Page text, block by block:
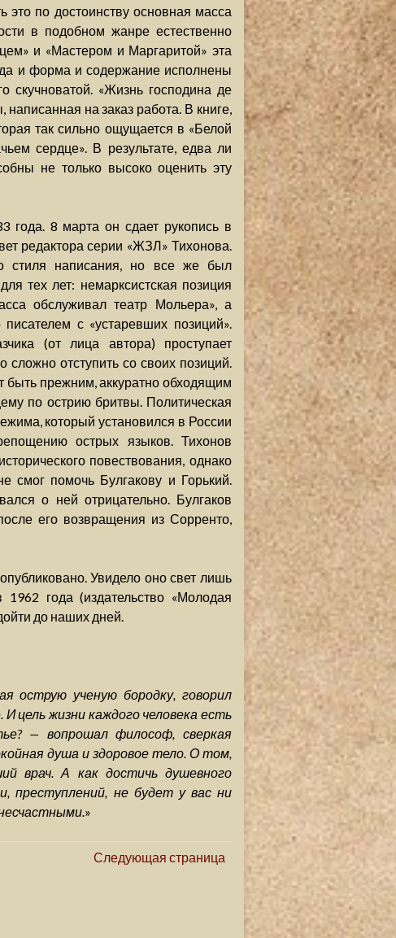
это по достоинству основная масса
в подобном жанре естественно
и «Мастером и Маргаритой» эта
и форма и содержание исполнены
скучноватой. «Жизнь господина де
на заказ работа. В книге,
так сильно ощущается в «Белой
сердце». В результате, едва ли
не только высоко оценить эту
года. 8 марта он сдает рукопись в
редактора серии «ЖЗЛ» Тихонова.
стиля написания, но все же был
тех лет: немарксистская позиция
обслуживал театр Мольера», а
с «устаревших позиций».
(от лица автора) проступает
сложно отступить со своих позиций.
быть прежним, аккуратно обходящим
по острию бритвы. Политическая
который установился в России
острых языков. Тихонов
повествования, однако
смог помочь Булгакову и Горький.
о ней отрицательно. Булгаков
его возвращения из Сорренто,
Увидело оно свет лишь
года (издательство «Молодая
до наших дней.
острую ученую бородку, говорил
цель жизни каждого человека есть
— вопрошал философ, сверкая
душа и здоровое тело. О том,
врач. А как достичь душевного
преступлений, не будет у вас ни
»
Следующая страница